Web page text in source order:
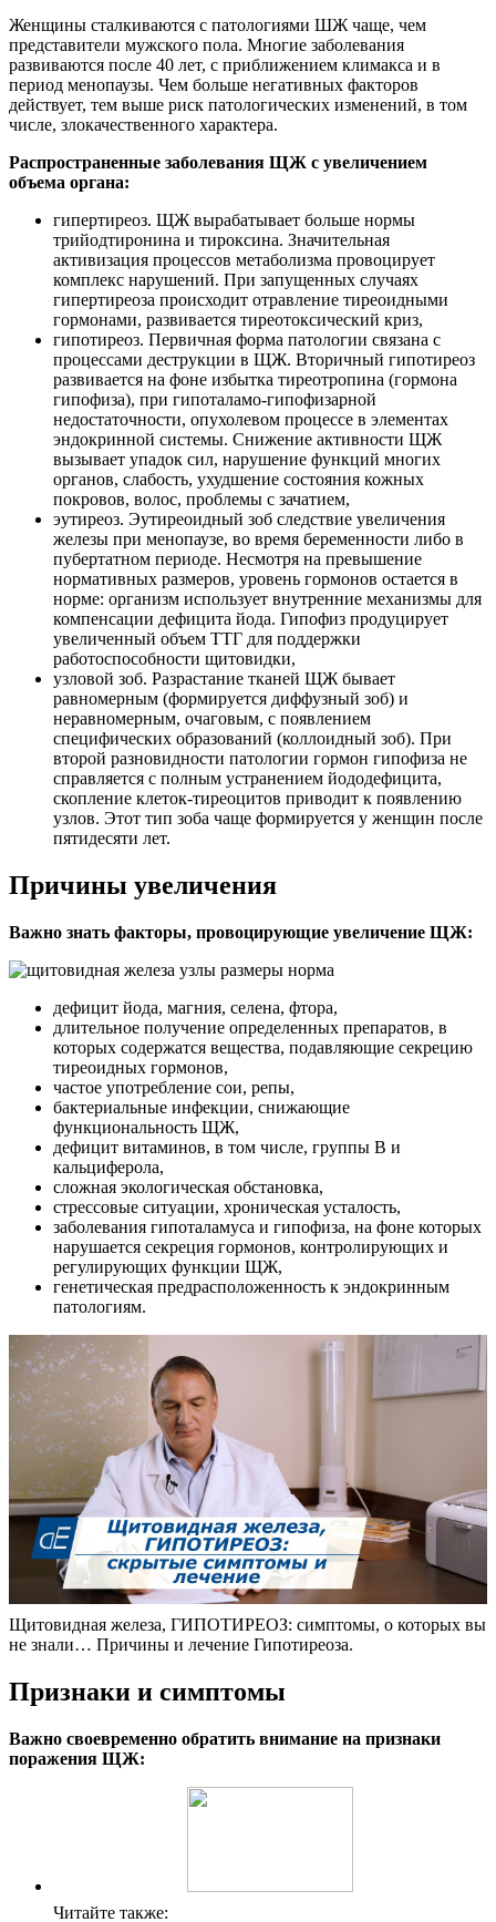
Женщины сталкиваются с патологиями ШЖ чаще, чем
представители мужского пола. Многие заболевания
развиваются после 40 лет, с приближением климакса и в
период менопаузы. Чем больше негативных факторов
действует, тем выше риск патологических изменений, в том
числе, злокачественного характера.
Распространенные заболевания ЩЖ с увеличением
объема органа:
гипертиреоз. ЩЖ вырабатывает больше нормы
трийодтиронина и тироксина. Значительная
активизация процессов метаболизма провоцирует
комплекс нарушений. При запущенных случаях
гипертиреоза происходит отравление тиреоидными
гормонами, развивается тиреотоксический криз,
гипотиреоз. Первичная форма патологии связана с
процессами деструкции в ЩЖ. Вторичный гипотиреоз
развивается на фоне избытка тиреотропина (гормона
гипофиза), при гипоталамо-гипофизарной
недостаточности, опухолевом процессе в элементах
эндокринной системы. Снижение активности ЩЖ
вызывает упадок сил, нарушение функций многих
органов, слабость, ухудшение состояния кожных
покровов, волос, проблемы с зачатием,
эутиреоз. Эутиреоидный зоб следствие увеличения
железы при менопаузе, во время беременности либо в
пубертатном периоде. Несмотря на превышение
нормативных размеров, уровень гормонов остается в
норме: организм использует внутренние механизмы для
компенсации дефицита йода. Гипофиз продуцирует
увеличенный объем ТТГ для поддержки
работоспособности щитовидки,
узловой зоб. Разрастание тканей ЩЖ бывает
равномерным (формируется диффузный зоб) и
неравномерным, очаговым, с появлением
специфических образований (коллоидный зоб). При
второй разновидности патологии гормон гипофиза не
справляется с полным устранением йододефицита,
скопление клеток-тиреоцитов приводит к появлению
узлов. Этот тип зоба чаще формируется у женщин после
пятидесяти лет.
Причины увеличения
Важно знать факторы, провоцирующие увеличение ЩЖ:
дефицит йода, магния, селена, фтора,
длительное получение определенных препаратов, в
которых содержатся вещества, подавляющие секрецию
тиреоидных гормонов,
частое употребление сои, репы,
бактериальные инфекции, снижающие
функциональность ЩЖ,
дефицит витаминов, в том числе, группы В и
кальциферола,
сложная экологическая обстановка,
стрессовые ситуации, хроническая усталость,
заболевания гипоталамуса и гипофиза, на фоне которых
нарушается секреция гормонов, контролирующих и
регулирующих функции ЩЖ,
генетическая предрасположенность к эндокринным
патологиям.
Щитовидная железа, ГИПОТИРЕОЗ: симптомы, о которых вы
не знали… Причины и лечение Гипотиреоза.
Признаки и симптомы
Важно своевременно обратить внимание на признаки
поражения ЩЖ:
Читайте также: